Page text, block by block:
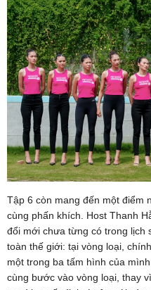
Tập 6 còn mang đến một điểm
cùng phấn khích. Host Thanh
đổi mới chưa từng có trong lịch
toàn thế giới: tại vòng loại,
một trong ba tấm hình của
cùng bước vào vòng loại, thay